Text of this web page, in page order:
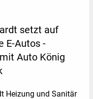
setzt auf
E-Autos -
Auto König
Heizung und Sanitär